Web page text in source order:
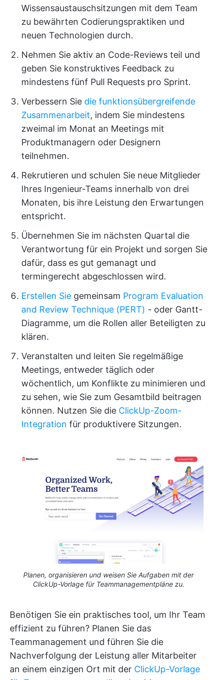
Wissensaustauschsitzungen mit dem Team
zu bewährten Codierungspraktiken und
neuen Technologien durch.
Nehmen Sie aktiv an Code-Reviews teil und
geben Sie konstruktives Feedback zu
mindestens fünf Pull Requests pro Sprint.
Verbessern Sie die funktionsübergreifende
Zusammenarbeit, indem Sie mindestens
zweimal im Monat an Meetings mit
Produktmanagern oder Designern
teilnehmen.
Rekrutieren und schulen Sie neue Mitglieder
Ihres Ingenieur-Teams innerhalb von drei
Monaten, bis ihre Leistung den Erwartungen
entspricht.
Übernehmen Sie im nächsten Quartal die
Verantwortung für ein Projekt und sorgen Sie
dafür, dass es gut gemanagt und
termingerecht abgeschlossen wird.
Erstellen Sie gemeinsam Program Evaluation
and Review Technique (PERT) - oder Gantt-
Diagramme, um die Rollen aller Beteiligten zu
klären.
Veranstalten und leiten Sie regelmäßige
Meetings, entweder täglich oder
wöchentlich, um Konflikte zu minimieren und
zu sehen, wie Sie zum Gesamtbild beitragen
können. Nutzen Sie die ClickUp-Zoom-
Integration für produktivere Sitzungen.
Planen, organisieren und weisen Sie Aufgaben mit der
ClickUp-Vorlage für Teammanagementpläne zu.
Benötigen Sie ein praktisches tool, um Ihr Team
effizient zu führen? Planen Sie das
Teammanagement und führen Sie die
Nachverfolgung der Leistung aller Mitarbeiter
an einem einzigen Ort mit der ClickUp-Vorlage